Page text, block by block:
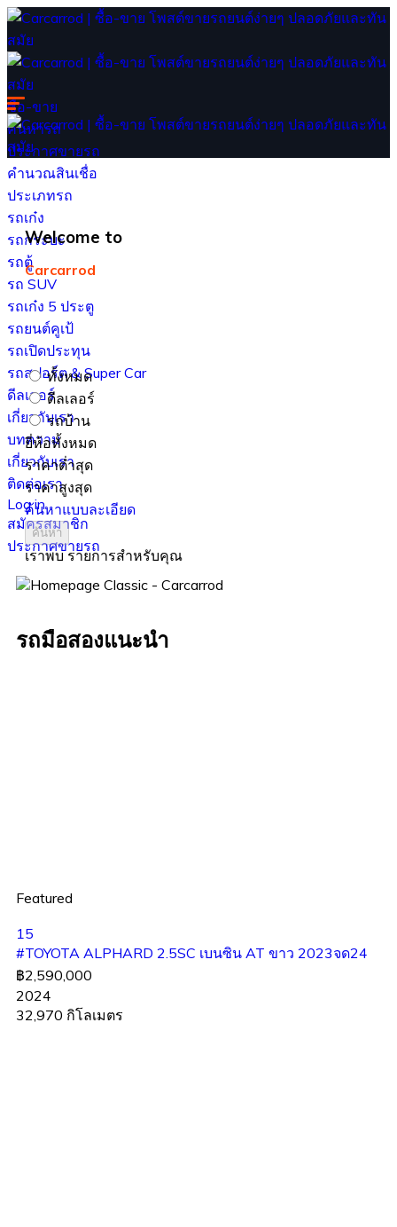
ซื้อ-ขาย
ค้นหารถ
ประกาศขายรถ
คำนวณสินเชื่อ
ประเภทรถ
รถเก๋ง
รถกระบะ
รถตู้
รถ SUV
รถเก๋ง 5 ประตู
รถยนต์คูเป้
รถเปิดประทุน
รถสปอร์ต & Super Car
ดีลเลอร์
เกี่ยวกับเรา
บทความ
เกี่ยวกับเรา
ติดต่อเรา
Log in
สมัครสมาชิก
ประกาศขายรถ
Welcome to
Carcarrod
ทั้งหมด
ดีลเลอร์
รถบ้าน
ยี่ห้อทั้งหมด
ราคาต่ำสุด
ราคาสูงสุด
ค้นหาแบบละเอียด
ค้นหา
เราพบรายการสำหรับคุณ
รถมือสองแนะนำ
Featured
15
#TOYOTA ALPHARD 2.5SC เบนซิน AT ขาว 2023จด24
฿2,590,000
2024
32,970 กิโลเมตร